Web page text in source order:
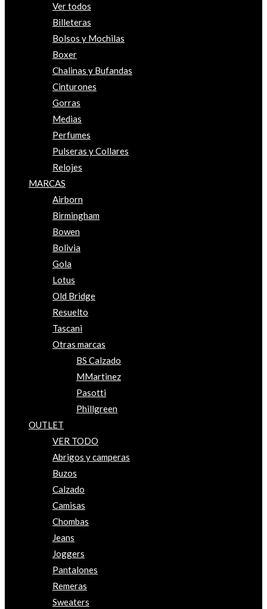
Ver todos
Billeteras
Bolsos y Mochilas
Boxer
Chalinas y Bufandas
Cinturones
Gorras
Medias
Perfumes
Pulseras y Collares
Relojes
MARCAS
Airborn
Birmingham
Bowen
Bolivia
Gola
Lotus
Old Bridge
Resuelto
Tascani
Otras marcas
BS Calzado
MMartinez
Pasotti
Phillgreen
OUTLET
VER TODO
Abrigos y camperas
Buzos
Calzado
Camisas
Chombas
Jeans
Joggers
Pantalones
Remeras
Sweaters